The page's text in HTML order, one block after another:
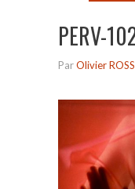
PERV-
ParOlivier